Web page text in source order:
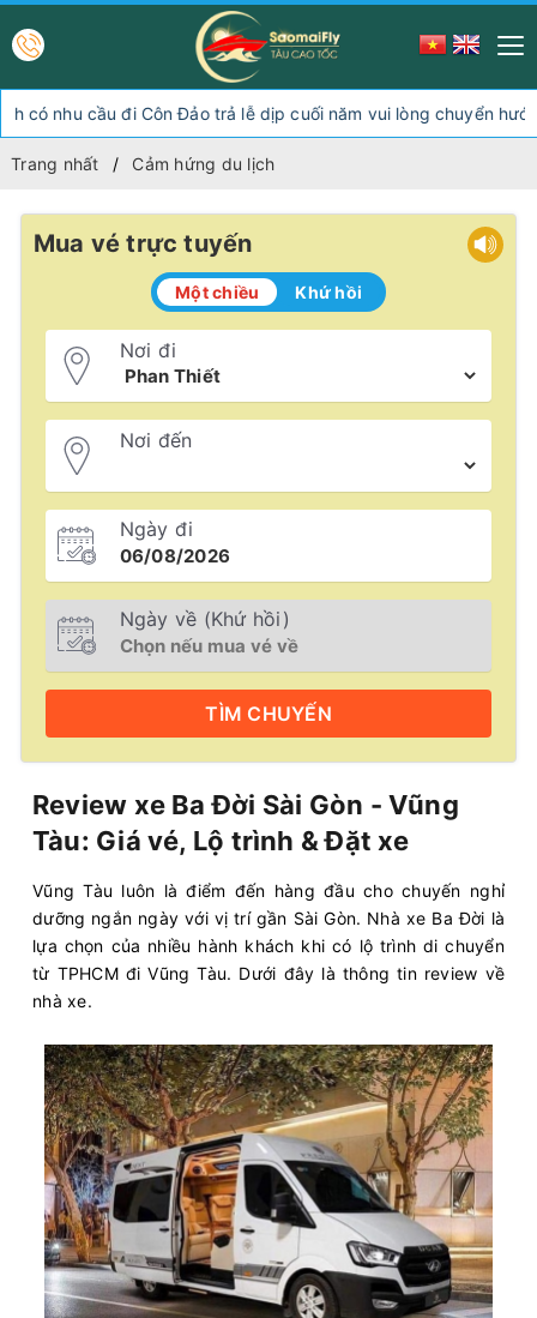
cầu đi Côn Đảo trả lễ dịp cuối năm vui lòng chuyển hướng
Trang nhất Cảm hứng du lịch
Mua vé trực tuyến
Một chiều Khứ hồi
Nơi đi
Nơi đến
Ngày đi
Ngày về (Khứ hồi)
TÌM CHUYẾN
Review xe Ba Đời Sài Gòn - Vũng
Tàu: Giá vé, Lộ trình & Đặt xe
Vũng Tàu luôn là điểm đến hàng đầu cho chuyến nghỉ
dưỡng ngắn ngày với vị trí gần Sài Gòn. Nhà xe Ba Đời là
lựa chọn của nhiều hành khách khi có lộ trình di chuyển
từ TPHCM đi Vũng Tàu. Dưới đây là thông tin review về
nhà xe.